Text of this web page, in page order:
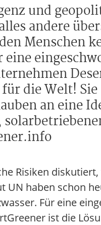
und
andere
Menschen
für die Welt!
an eine
Risiken
UN haben schon
Für eine
ist die